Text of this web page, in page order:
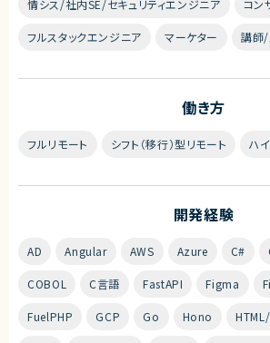
情シス/社内SE/セキュリティエンジニア コン
フルスタックエンジニア マーケター 講師/
働き方
フルリモート シフト（移行）型リモート ハ
開発経験
AD Angular AWS Azure C#
COBOL C言語 FastAPI Figma
FuelPHP GCP Go Hono